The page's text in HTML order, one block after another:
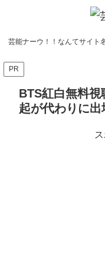
芸能ナーウ！！なんてサイト
PR
BTS紅白無料
起が代わりに出